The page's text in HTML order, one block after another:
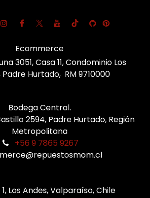
Ecommerce
3051, Casa 11, Condominio Los
Hurtado, RM 9710000
Bodega Central.
2594, Padre Hurtado, Región
Metropolitana
+56 9 7865 9267
1, Los Andes, Valparaíso, Chile